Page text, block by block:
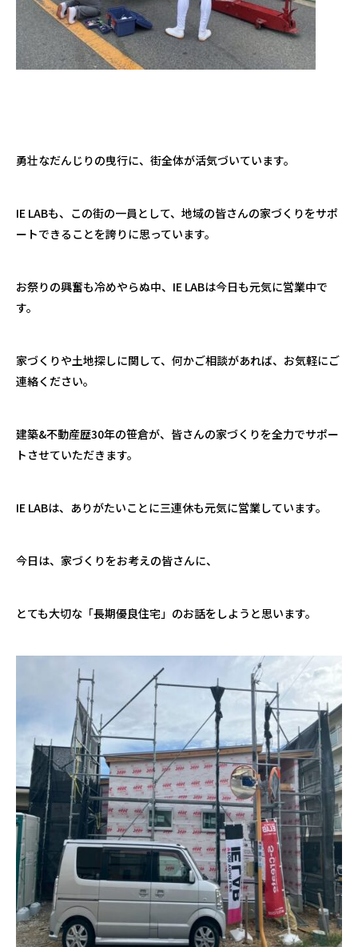
勇壮なだんじりの曳行に、街全体が活気づいています。
IE LABも、この街の一員として、地域の皆さんの家づくりをサポ
ートできることを誇りに思っています。
お祭りの興奮も冷めやらぬ中、 IE LABは今日も元気に営業中で
す。
家づくりや土地探しに関して、何かご相談があれば、お気軽にご
連絡ください。
建築&不動産歴30年の笹倉が、皆さんの家づくりを全力でサポー
トさせていただきます。
IE LABは、ありがたいことに三連休も元気に営業しています。
今日は、家づくりをお考えの皆さんに、
とても大切な「長期優良住宅」のお話をしようと思います。